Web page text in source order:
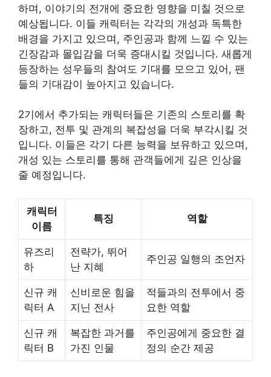
하며, 이야기의 전개에 중요한 영향을 미칠 것으로
예상됩니다. 이들 캐릭터는 각각의 개성과 독특한
배경을 가지고 있으며, 주인공과 함께 느낄 수 있는
긴장감과 몰입감을 더욱 증대시킬 것입니다. 새롭게
등장하는 성우들의 참여도 기대를 모으고 있어, 팬
들의 기대감이 높아지고 있습니다.
2기에서 추가되는 캐릭터들은 기존의 스토리를 확
장하고, 전투 및 관계의 복잡성을 더욱 부각시킬 것
입니다. 이들은 각기 다른 능력을 보유하고 있으며,
개성 있는 스토리를 통해 관객들에게 깊은 인상을
줄 예정입니다.
캐릭터
이름
특징 역할
유즈리
하
전략가, 뛰어
난 지혜
주인공 일행의 조언자
신규 캐
릭터 A
신비로운 힘을
지닌 전사
적들과의 전투에서 중
요한 역할
신규 캐
릭터 B
복잡한 과거를
가진 인물
주인공에게 중요한 결
정의 순간 제공